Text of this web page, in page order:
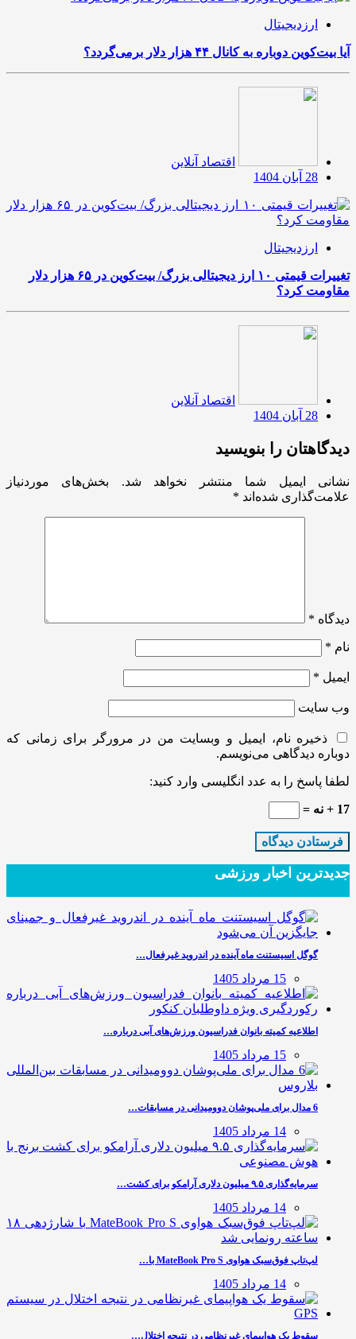
ارزدیجیتال
آیا بیت‌کوین دوباره به کانال ۴۴ هزار دلار برمی‌گردد؟
اقتصاد آنلاین
28 آبان 1404
ارزدیجیتال
تغییرات قیمتی ۱۰ ارز دیجیتالی بزرگ/ بیت‌کوین در ۶۵ هزار دلار
مقاومت کرد؟
اقتصاد آنلاین
28 آبان 1404
دیدگاهتان را بنویسید
نشانی ایمیل شما منتشر نخواهد شد.
بخش‌های موردنیاز
علامت‌گذاری شده‌اند *
دیدگاه *
نام *
ایمیل *
وب‌ سایت
ذخیره نام، ایمیل و وبسایت من در مرورگر برای زمانی که
دوباره دیدگاهی می‌نویسم.
لطفا پاسخ را به عدد انگلیسی وارد کنید:
17 + نه =
جدیدترین‌ اخبار ورزشی
گوگل اسیستنت ماه آینده در اندروید غیرفعال…
15 مرداد 1405
اطلاعیه کمیته بانوان فدراسیون ورزش‌های آبی درباره…
15 مرداد 1405
6 مدال برای ملی‌پوشان دوومیدانی در مسابقات…
14 مرداد 1405
سرمایه‌گذاری ۹.۵ میلیون دلاری آرامکو برای کشت…
14 مرداد 1405
لپ‌تاپ فوق‌سبک هواوی MateBook Pro S با…
14 مرداد 1405
سقوط یک هواپیمای غیرنظامی در نتیجه اختلال…